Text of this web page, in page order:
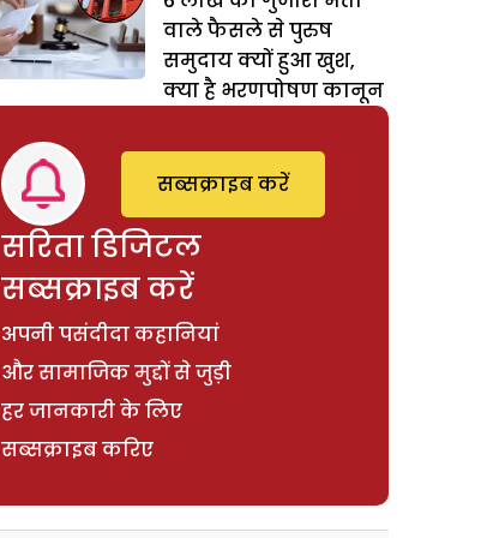
वाले फैसले से पुरुष
समुदाय क्यों हुआ खुश,
क्या है भरणपोषण कानून
सरिता डिजिटल
सब्सक्राइब करें
अपनी पसंदीदा कहानियां
और सामाजिक मुद्दों से जुड़ी
हर जानकारी के लिए
सब्सक्राइब करिए
सब्सक्राइब करें